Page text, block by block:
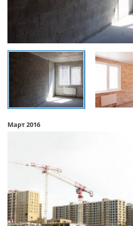
Март 2016